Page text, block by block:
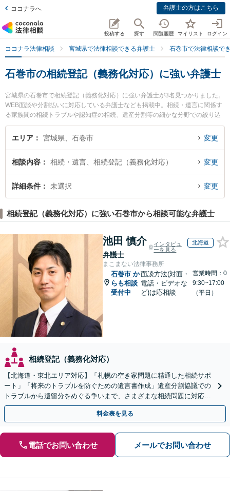
ココナラへ 弁護士の方はこちら
投稿する 探す 閲覧履歴 マイリスト ログイン
ココナラ法律相談 宮城県で法律相談できる弁護士 石巻市で法律相談で
石巻市の相続登記（義務化対応）に強い弁護士
宮城県の石巻市で相続登記（義務化対応）に強い弁護士が3名見つかりました。
WEB面談や分割払いに対応している弁護士なども掲載中。相続・遺言に関係す
る家族間の相続トラブルや認知症の相続、遺産分割等の細かな分野での絞り込
み検索もでき便利です。特にいしのまき法律事務所の長沼 駿弁護士や石巻のぞ
み野法律事務所の住吉 毅洋弁護士、純-pure-法律事務所の伊藤 雅典弁護士のプ
したい』『相続登記（義務化対応）のトラブル解決の実績豊富な近くの弁護士
を検索したい』『初回相談無料で相続登記（義務化対応）を法律相談できる石
巻市内の弁護士に相談予約したい』などでお困りの相談者さんにおすすめで
エリア 宮城県、石巻市 変更
相談内容 相続・遺言、相続登記（義務化対応） 変更
詳細条件 未選択 変更
相続登記（義務化対応）に強い石巻市から相談可能な弁護士
池田 慎介
弁護士
インタビュ
ーを見る
北海道
まこまない法律事務所
石巻市 か
らも相談
受付中
面談方法(対面・
電話・ビデオな
ど)は応相談
営業時間：0
9:30~17:00
（平日）
相続登記（義務化対応）
【北海道・東北エリア対応】「札幌の空き家問題に精通した相続サポ
ート」「将来のトラブルを防ぐための遺言書作成」遺産分割協議での
トラブルから遺留分をめぐる争いまで、さまざまな相続問題に対応し
ています「アクセス良好・WEB面談対応で安心の相談」
料金表を見る
電話でお問い合わせ メールでお問い合わせ